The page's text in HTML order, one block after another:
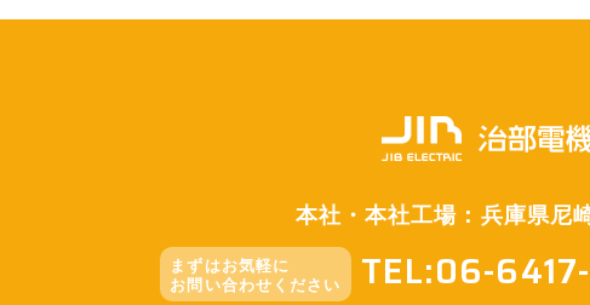
本社・本社工場：兵庫県尼
まずはお気軽に
お問い合わせください TEL:06-